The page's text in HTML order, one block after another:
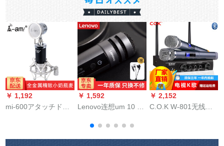
￥ 1,192
mi-600アタッチド版
ノピグ
￥ 1,592
Lenovo连想um 10 c
电话マイク歌唱神器
家庭ktvピンピジュー
￥ 2,152
C.O.K W-801无线マ
ターゼW-801 A充电